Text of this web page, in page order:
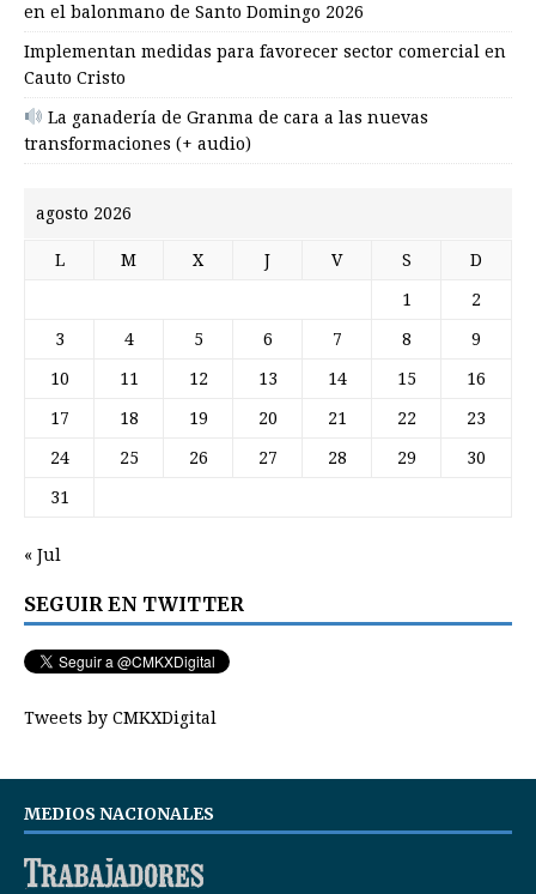
en el balonmano de Santo Domingo 2026
Implementan medidas para favorecer sector comercial en
Cauto Cristo
La ganadería de Granma de cara a las nuevas
transformaciones (+ audio)
agosto 2026
L M X J V S D
1 2
3 4 5 6 7 8 9
10 11 12 13 14 15 16
17 18 19 20 21 22 23
24 25 26 27 28 29 30
31
« Jul
SEGUIR EN TWITTER
Tweets by CMKXDigital
MEDIOS NACIONALES